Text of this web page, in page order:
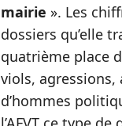
mairie ». Les
dossiers qu’elle
quatrième place
viols,
d’hommes